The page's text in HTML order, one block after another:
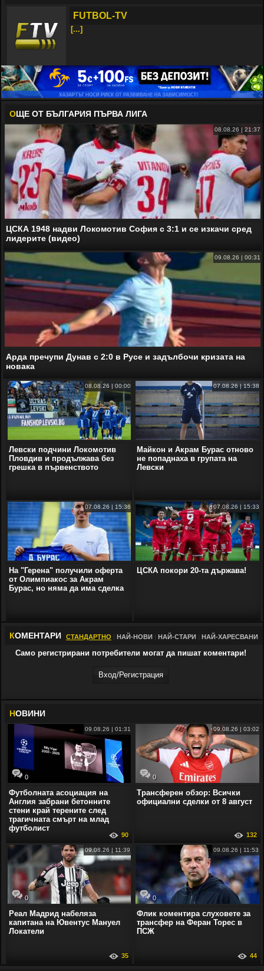
FUTBOL-TV
[...]
ОЩЕ ОТ БЪЛГАРИЯ ПЪРВА ЛИГА
08.08.26 | 21:37
ЦСКА 1948 надви Локомотив София с 3:1 и се изкачи сред
лидерите (видео)
09.08.26 | 00:31
Арда пречупи Дунав с 2:0 в Русе и задълбочи кризата на
новака
08.08.26 | 00:00
Левски подчини Локомотив
Пловдив и продължава без
грешка в първенството
07.08.26 | 15:38
Майкон и Акрам Бурас отново
не попаднаха в групата на
Левски
07.08.26 | 15:36
На "Герена" получили оферта
от Олимпиакос за Акрам
Бурас, но няма да има сделка
07.08.26 | 15:33
ЦСКА покори 20-та държава!
КОМЕНТАРИ СТАНДАРТНО НАЙ-НОВИ НАЙ-СТАРИ НАЙ-ХАРЕСВАНИ
Само регистрирани потребители могат да пишат коментари!
Вход/Регистрaция
НОВИНИ
0
09.08.26 | 01:31
Футболната асоциация на
Англия забрани бетонните
стени край терените след
трагичната смърт на млад
футболист
90
0
09.08.26 | 03:02
Трансферен обзор: Всички
официални сделки от 8 август
132
0
09.08.26 | 11:39
Реал Мадрид набеляза
капитана на Ювентус Мануел
Локатели
35
0
09.08.26 | 11:53
Флик коментира слуховете за
трансфер на Феран Торес в
ПСЖ
44